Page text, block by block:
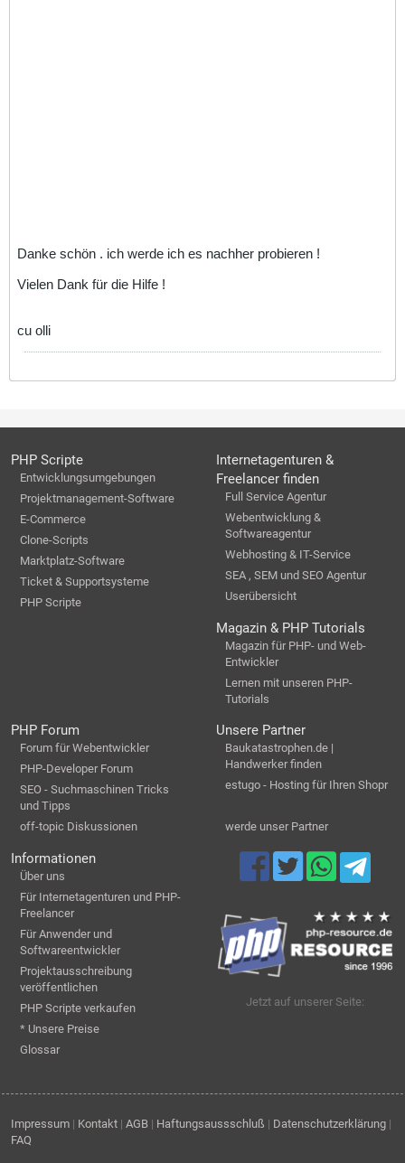
Danke schön . ich werde ich es nachher probieren !
Vielen Dank für die Hilfe !
cu olli
PHP Scripte
Entwicklungsumgebungen
Projektmanagement-Software
E-Commerce
Clone-Scripts
Marktplatz-Software
Ticket & Supportsysteme
PHP Scripte
Internetagenturen &
Freelancer finden
Full Service Agentur
Webentwicklung &
Softwareagentur
Webhosting & IT-Service
SEA , SEM und SEO Agentur
Userübersicht
Magazin & PHP Tutorials
Magazin für PHP- und Web-
Entwickler
Lernen mit unseren PHP-
Tutorials
PHP Forum
Forum für Webentwickler
PHP-Developer Forum
SEO - Suchmaschinen Tricks
und Tipps
off-topic Diskussionen
Unsere Partner
Baukatastrophen.de |
Handwerker finden
estugo - Hosting für Ihren Shopr
werde unser Partner
Informationen
Über uns
Für Internetagenturen und PHP-
Freelancer
Für Anwender und
Softwareentwickler
Projektausschreibung
veröffentlichen
PHP Scripte verkaufen
* Unsere Preise
Glossar
Jetzt auf unserer Seite:
Impressum | Kontakt | AGB | Haftungsaussschluß | Datenschutzerklärung |
FAQ